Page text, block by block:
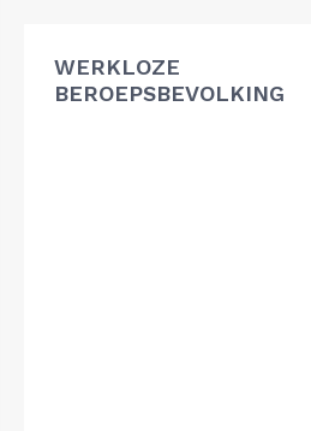
WERKLOZE
BEROEPSBEVOLKING